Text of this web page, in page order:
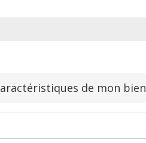
de mon bien